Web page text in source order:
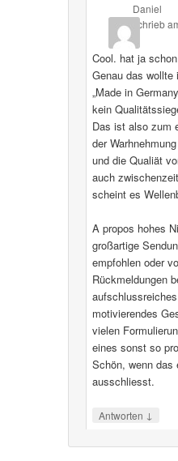
Daniel
schrieb
Cool. hat ja
Genau das wollte
„Made in
kein
Das ist also zum
der
und die Qualiät
auch
scheint es
A propos hohes
großartige
empfohlen oder
Rückmeldungen
motivierendes
vielen
eines sonst so
Schön, wenn das
ausschliesst.
Antworten ↓